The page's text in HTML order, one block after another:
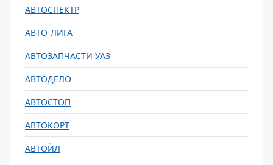
АВТОСПЕКТР
АВТО-ЛИГА
АВТОЗАПЧАСТИ УАЗ
АВТОДЕЛО
АВТОСТОП
АВТОКОРТ
АВТОЙЛ